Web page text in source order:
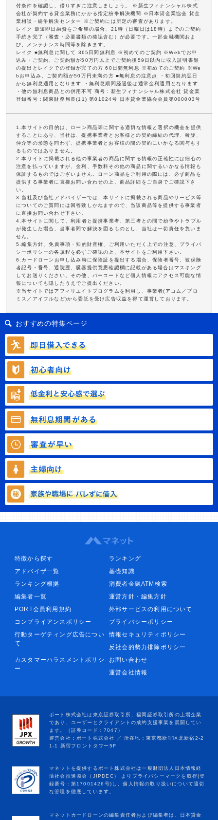
付条件を確認し、借りすぎに注意しましょう。 ※新生フィナンシャル株式
会社が契約する貸金業務にかかる指定紛争解決機関 ※日本貸金業協会 貸金
業相談・紛争解決センター ※ご契約には所定の審査があります。
レイク 最短即日融資をご希望の場合、21時（日曜日は18時）までのご契約
手続き完了（審査・必要書類の確認含む）が必要です。一部金融機関およ
び、メンテナンス時間等を除きます。
レイク ■無利息に関して 365日間無利息 ※初めてのご契約 ※Webでお申
込み・ご契約、ご契約額が50万円以上でご契約後59日以内に収入証明書類
の提出とレイクでの登録が完了の方 60日間無利息 ※初めてのご契約 ※We
bお申込み、ご契約額が50万円未満の方 ■無利息の注意点 ・初回契約翌日
から無利息適用となります ・無利息期間経過後は通常金利適用となります
・他の無利息商品との併用不可 商号：新生フィナンシャル株式会社 貸金業
登録番号：関東財務局長(11) 第01024号 日本貸金業協会会員第000003号
1.本サイトの目的は、ローン商品等に関する適切な情報と選択の機会を提供
することにあり、当社は、提携事業者とお客様との契約締結の代理、斡旋、
仲介等の形態を問わず、提携事業者とお客様の間の契約にいかなる関与もす
るものではありません。
2.本サイトに掲載される他の事業者の商品に関する情報の正確性には細心の
注意を払っていますが、金利、手数料その他の商品に関するいかなる情報も
保証するものではございません。ローン商品をご利用の際には、必ず商品を
提供する事業者に直接お問い合わせの上、商品詳細をご自身でご確認下さ
い。
3.当社及び当社アドバイザーでは、本サイトに掲載される商品やサービス等
についてのご質問には回答致しかねますので、当該商品等を提供する事業者
に直接お問い合わせ下さい。
4.本サイトに関して、利用者と提携事業者、第三者との間で紛争やトラブル
が発生した場合、当事者間で解決を図るものとし、当社は一切責任を負いま
せん。
5.編集方針、免責事項・知的財産権、ご利用いただく上での注意、プライバ
シーポリシーの各規程を必ずご確認の上、本サイトをご利用下さい。
6.カードローンお申し込み時に保険証を提出する場合、保険者番号、被保険
者記号・番号、通院歴、臓器提供意思確認欄に記載がある場合はマスキング
してお送りください。その他、バーコードなど個人情報にアクセス可能な情
報についても隠したうえでご提出ください。
※当サイトではアフィリエイトプログラムを利用し、事業者(アコム／プロ
ミス／アイフルなど)から委託を受け広告収益を得て運営しております。
おすすめの特集ページ
特徴から探す
ランキング
アドバイザ一覧
基礎知識
ランキング根拠
消費者金融ATM検索
編集者一覧
運営方針・編集方針
PORT会員利用規約
外部サービスの利用について
コンプライアンスポリシー
プライバシーポリシー
行動ターゲティング広告につい
て
情報セキュリティポリシー
反社会的勢力排除ポリシー
カスタマーハラスメントポリシ
ー
お問い合わせ
運営会社情報
マネットカードローンの編集責任者および編集者は、日本貸金